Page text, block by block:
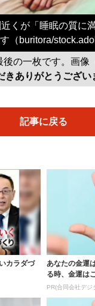
くが「睡眠の質に
（buritora/
後の一枚です。画像
きありがとうござい
記事に戻る
カラダづ
あなたの金運
る時、金運は
PR(合同会社デジ